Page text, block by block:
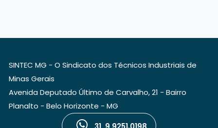
SINTEC MG - O Sindicato dos Técnicos Industriais de
Minas Gerais
Avenida Deputado Último de Carvalho, 21 - Bairro
Planalto - Belo Horizonte - MG